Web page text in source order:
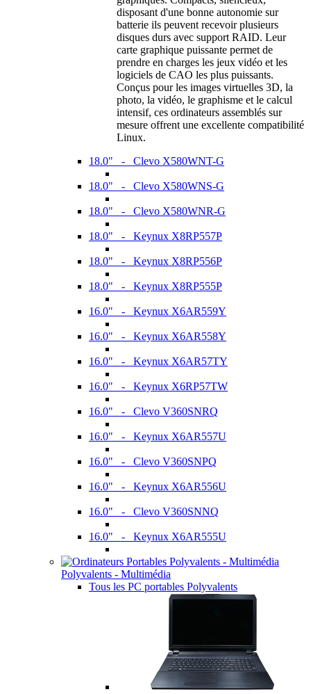
disposant d'une bonne autonomie sur
batterie ils peuvent recevoir plusieurs
disques durs avec support RAID. Leur
carte graphique puissante permet de
prendre en charges les jeux vidéo et les
logiciels de CAO les plus puissants.
Conçus pour les images virtuelles 3D, la
photo, la vidéo, le graphisme et le calcul
intensif, ces ordinateurs assemblés sur
mesure offrent une excellente compatibilité
Linux.
18.0" - Clevo X580WNT-G
18.0" - Clevo X580WNS-G
18.0" - Clevo X580WNR-G
18.0" - Keynux X8RP557P
18.0" - Keynux X8RP556P
18.0" - Keynux X8RP555P
16.0" - Keynux X6AR559Y
16.0" - Keynux X6AR558Y
16.0" - Keynux X6AR57TY
16.0" - Keynux X6RP57TW
16.0" - Clevo V360SNRQ
16.0" - Keynux X6AR557U
16.0" - Clevo V360SNPQ
16.0" - Keynux X6AR556U
16.0" - Clevo V360SNNQ
16.0" - Keynux X6AR555U
Polyvalents - Multimédia
Tous les PC portables Polyvalents